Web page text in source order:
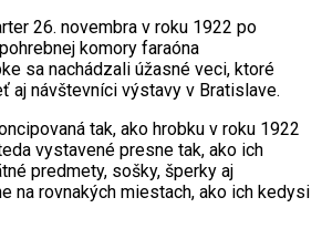
26. novembra v roku 1922 po
komory faraóna
sa nachádzali úžasné veci, ktoré
aj návštevníci výstavy v Bratislave.
tak, ako hrobku v roku 1922
vystavené presne tak, ako ich
predmety, sošky, šperky aj
na rovnakých miestach, ako ich kedysi